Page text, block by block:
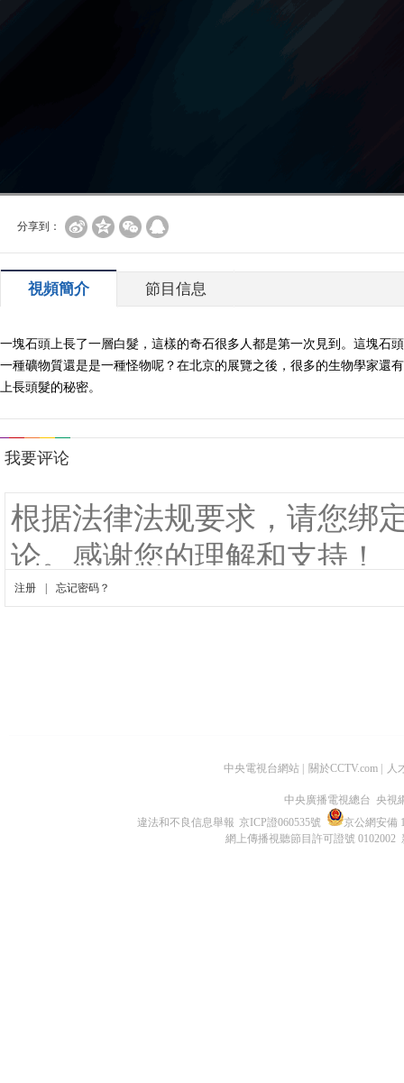
分享到：
視頻簡介 節目信息
一塊石頭上長了一層白髮，這樣的奇石很多人都是第一次見到。這塊石
一種礦物質還是是一種怪物呢？在北京的展覽之後，很多的生物學家還
上長頭髮的秘密。
中央電視台網站 關於CCTV.com 人
中央廣播電視總台 央視
違法和不良信息舉報 京ICP證060535號
京公網安備
網上傳播視聽節目許可證號 0102002